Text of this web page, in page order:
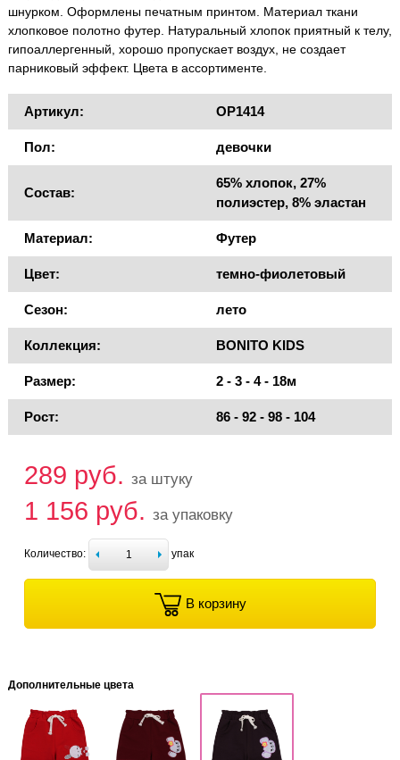
шнурком. Оформлены печатным принтом. Материал ткани
хлопковое полотно футер. Натуральный хлопок приятный к телу,
гипоаллергенный, хорошо пропускает воздух, не создает
парниковый эффект. Цвета в ассортименте.
Артикул: OP1414
Пол: девочки
Состав:
65% хлопок, 27%
полиэстер, 8% эластан
Материал: Футер
Цвет: темно-фиолетовый
Сезон: лето
Коллекция: BONITO KIDS
Размер: 2 - 3 - 4 - 18м
Рост: 86 - 92 - 98 - 104
289 руб. за штуку
1 156 руб. за упаковку
Количество: упак
В корзину
Дополнительные цвета